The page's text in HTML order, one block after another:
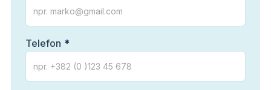
Telefon